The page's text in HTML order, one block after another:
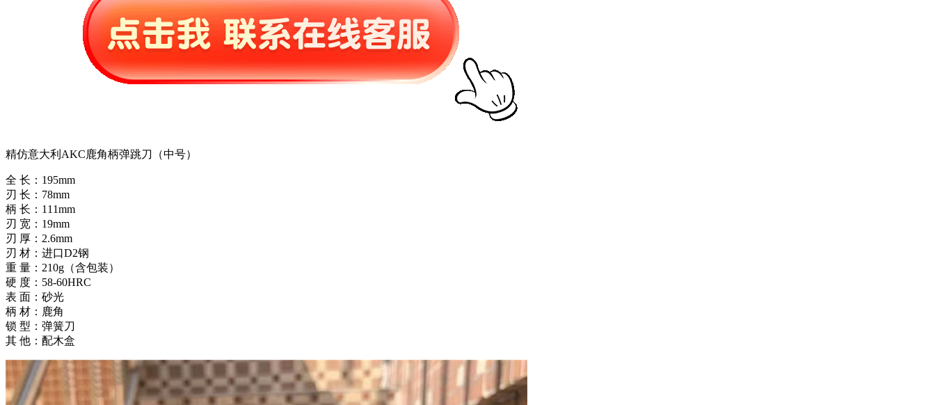
精仿意大利AKC鹿角柄弹跳刀（中号）
全 长：195mm
刃 长：78mm
柄 长：111mm
刃 宽：19mm
刃 厚：2.6mm
刃 材：进口D2钢
重 量：210g（含包装）
硬 度：58-60HRC
表 面：砂光
柄 材：鹿角
锁 型：弹簧刀
其 他：配木盒